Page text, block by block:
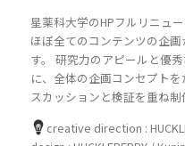
星薬科大学のHPフルリニュ
ほぼ全てのコンテンツの企
す。 研究力のアピールと優
に、全体の企画コンセプト
スカッションと検証を重ね制
creative direction :